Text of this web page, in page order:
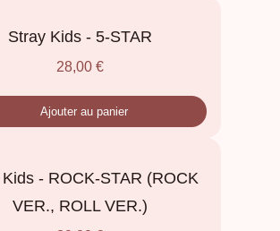
Stray Kids - 5-STAR
28,00 €
Ajouter au panier
- ROCK-STAR (ROCK
VER., ROLL VER.)